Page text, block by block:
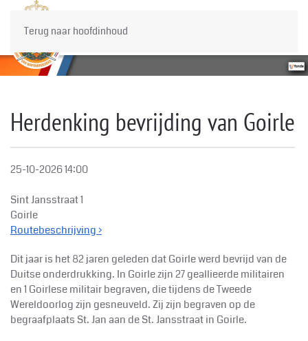
Terug naar hoofdinhoud
Herdenking bevrijding van Goirle
25-10-202614:00
Sint Jansstraat 1
Goirle
Routebeschrijving ›
Dit jaar is het 82 jaren geleden dat Goirle werd bevrijd van de
Duitse onderdrukking. In Goirle zijn 27 geallieerde militairen
en 1 Goirlese militair begraven, die tijdens de Tweede
Wereldoorlog zijn gesneuveld. Zij zijn begraven op de
begraafplaats St. Jan aan de St. Jansstraat in Goirle.